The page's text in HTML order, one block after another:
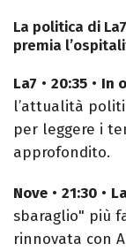
La politica di
premia
La7 • 20:35 • In
l’attualità
per leggere i
approfondito.
Nove • 21:30 •
sbaraglio" più
rinnovata con